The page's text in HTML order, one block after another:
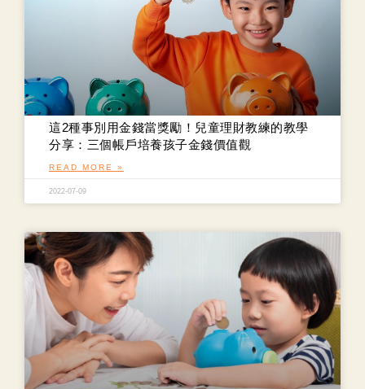
這2種事別用金錢當獎勵！兒童理財教練的教學
分享：三個帳戶培養孩子金錢價值觀
READ MORE »
2022-07-09